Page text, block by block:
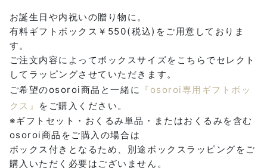
お誕生日や内祝いの贈り物に。
有料ギフトボックス￥550(税込)をご用意しておりま
す。
ご注文内容によってボックスサイズをこちらでセレクト
してラッピングさせていただきます。
ご希望のosoroi商品と一緒に 『osoroi専用ギフトボッ
クス』 をご購入ください。
※ギフトセット・おくるみ単品・またはおくるみを含む
osoroi商品をご購入の場合は
ボックス付きとなるため、別途ボックスラッピングをご
購入いただく必要はございません。